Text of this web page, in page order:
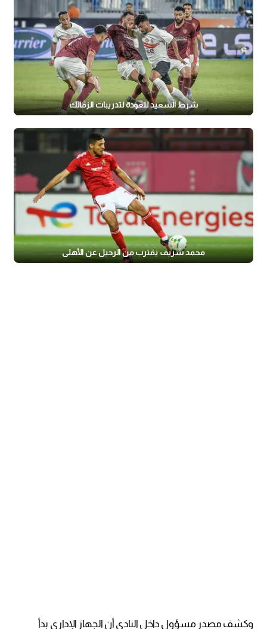
شرط السعيد للعودة لتدريبات الزمالك
محمد شريف يقترب من الرحيل عن الأهلي
وكشف مصدر مسؤول داخل النادي أن الجهاز الإداري بدأ